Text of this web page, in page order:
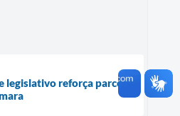
legislativo reforça parceria